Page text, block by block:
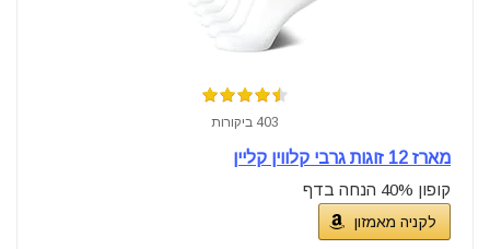
403 ביקורות
מארז 12 זוגות גרבי קלווין קליין
קופון 40% הנחה בדף
לקניה מאמזון